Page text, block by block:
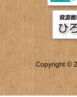
Copyright ©